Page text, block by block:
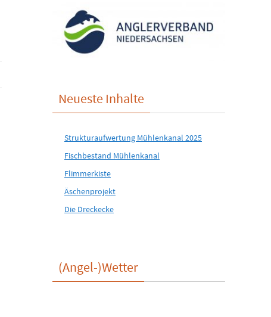
Neueste Inhalte
Strukturaufwertung Mühlenkanal 2025
Fischbestand Mühlenkanal
Flimmerkiste
Äschenprojekt
Die Dreckecke
(Angel-)Wetter